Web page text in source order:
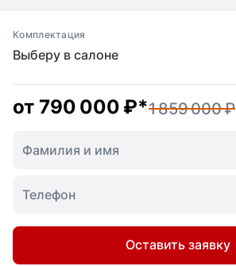
Выберу в салоне
Комплектация
от 790 000 ₽*1 859 000 ₽
Оставить заявку